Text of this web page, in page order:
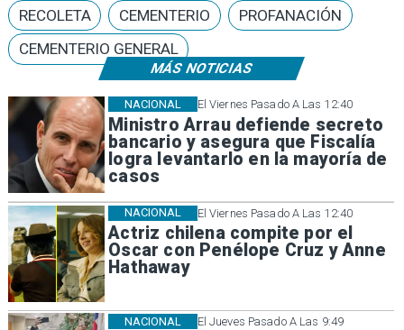
MÁS NOTICIAS
El Viernes Pasado A Las 12:40
Ministro Arrau defiende secreto
bancario y asegura que Fiscalía
logra levantarlo en la mayoría de
casos
NACIONAL
El Viernes Pasado A Las 12:40
Actriz chilena compite por el
Oscar con Penélope Cruz y Anne
Hathaway
NACIONAL
El Jueves Pasado A Las 9:49
NACIONAL
RECOLETA CEMENTERIO
PROFANACIÓN
CEMENTERIO GENERAL